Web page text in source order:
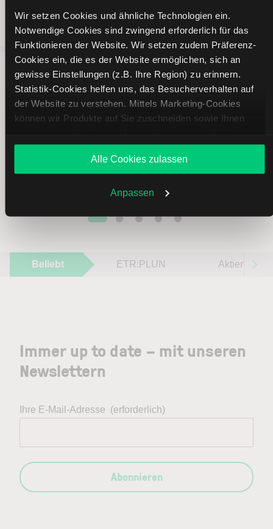
Wir setzen Cookies und ähnliche Technologien ein.
Notwendige Cookies sind zwingend erforderlich für das
Funktionieren der Website. Wir setzen zudem Präferenz-
Cookies ein, die es der Website ermöglichen, sich an
gewisse Einstellungen (z.B. Ihre Region) zu erinnern.
Statistik-Cookies helfen uns, das Besucherverhalten auf
der Website zu verstehen. Mittels Marketing-Cookies
können wir Produkte auf Sie zuschneiden sowie Ihnen
Angebote unterbreiten. Sie entscheiden, welche Cookies
Sie zulassen oder ablehnen. Ihre Entscheidung können Sie
jederzeit in denCookie-Einstellungenändern. Weitere
Datenschutzerklärung
Alle Cookies zulassen
Anpassen
5 entscheidende Vorteile vom
Online Broker LYNX
Weltweites Handeln
Beliebt ETR:PLUN Aktien im
Immer up to date – mit unseren
Newslettern
Ihre E-Mail-Adresse (erforderlich)
Abonnieren